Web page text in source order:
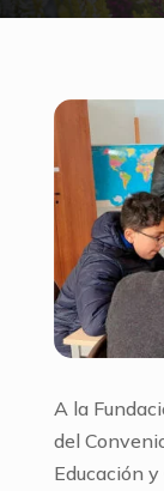
A la
del
Educación